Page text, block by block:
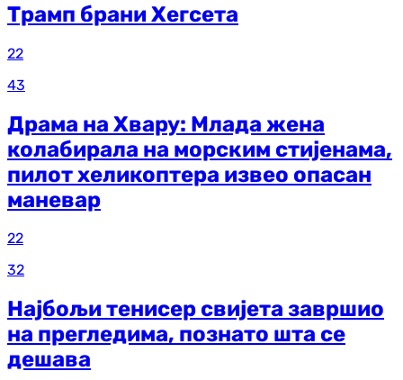
Трамп брани Хегсета
22
43
Драма на Хвару: Млада жена
колабирала на морским стијенама,
пилот хеликоптера извео опасан
маневар
22
32
Најбољи тенисер свијета завршио
на прегледима, познато шта се
дешава